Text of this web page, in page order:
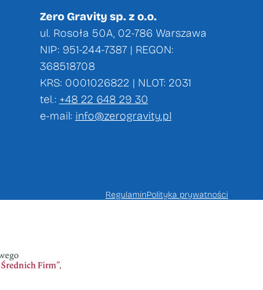
Zero Gravity sp. z o.o.
ul. Rosoła 50A, 02-786 Warszawa
NIP: 951-244-7387 | REGON:
368518708
KRS: 0001026822 | NLOT: 2031
tel.: +48 22 648 29 30
e-mail: info@zerogravity.pl
RegulaminPolityka prywatności